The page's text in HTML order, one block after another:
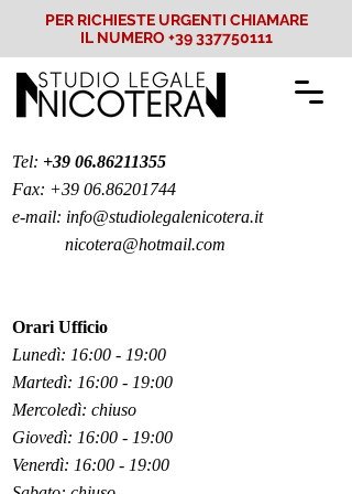
PER RICHIESTE URGENTI CHIAMARE
IL NUMERO +39 337750111
Tel: +39 06.86211355
Fax: +39 06.86201744
e-mail: info@studiolegalenicotera.it
nicotera@hotmail.com
Orari Ufficio
Lunedì: 16:00 - 19:00
Martedì: 16:00 - 19:00
Mercoledì: chiuso
Giovedì: 16:00 - 19:00
Venerdì: 16:00 - 19:00